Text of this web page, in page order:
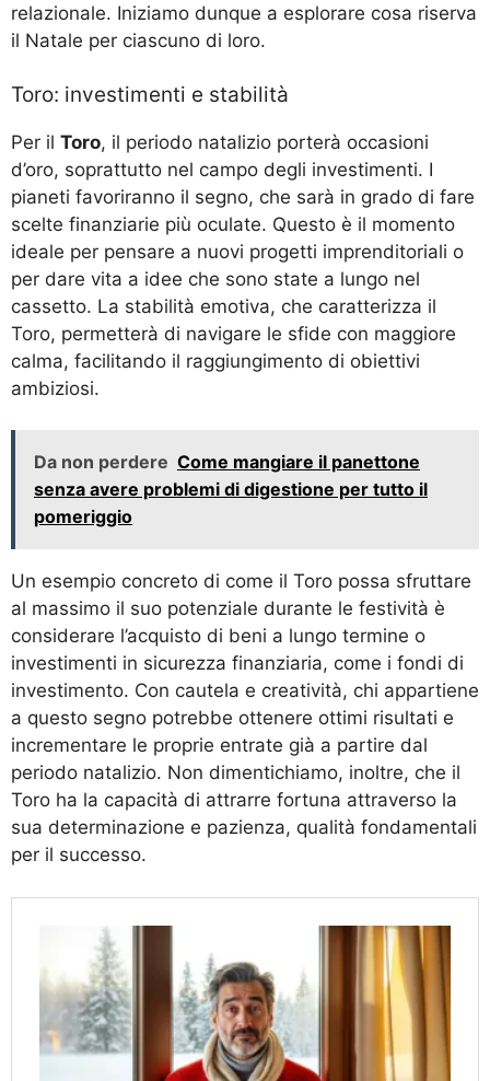
relazionale. Iniziamo dunque a esplorare cosa riserva
il Natale per ciascuno di loro.
Toro: investimenti e stabilità
Per il Toro, il periodo natalizio porterà occasioni
d’oro, soprattutto nel campo degli investimenti. I
pianeti favoriranno il segno, che sarà in grado di fare
scelte finanziarie più oculate. Questo è il momento
ideale per pensare a nuovi progetti imprenditoriali o
per dare vita a idee che sono state a lungo nel
cassetto. La stabilità emotiva, che caratterizza il
Toro, permetterà di navigare le sfide con maggiore
calma, facilitando il raggiungimento di obiettivi
ambiziosi.
Da non perdere Come mangiare il panettone
senza avere problemi di digestione per tutto il
pomeriggio
Un esempio concreto di come il Toro possa sfruttare
al massimo il suo potenziale durante le festività è
considerare l’acquisto di beni a lungo termine o
investimenti in sicurezza finanziaria, come i fondi di
investimento. Con cautela e creatività, chi appartiene
a questo segno potrebbe ottenere ottimi risultati e
incrementare le proprie entrate già a partire dal
periodo natalizio. Non dimentichiamo, inoltre, che il
Toro ha la capacità di attrarre fortuna attraverso la
sua determinazione e pazienza, qualità fondamentali
per il successo.